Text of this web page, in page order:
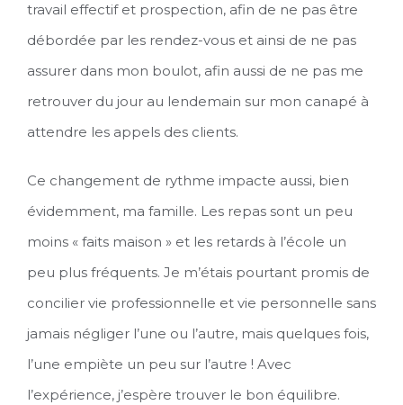
travail effectif et prospection, afin de ne pas être
débordée par les rendez-vous et ainsi de ne pas
assurer dans mon boulot, afin aussi de ne pas me
retrouver du jour au lendemain sur mon canapé à
attendre les appels des clients.
Ce changement de rythme impacte aussi, bien
évidemment, ma famille. Les repas sont un peu
moins « faits maison » et les retards à l’école un
peu plus fréquents. Je m’étais pourtant promis de
concilier vie professionnelle et vie personnelle sans
jamais négliger l’une ou l’autre, mais quelques fois,
l’une empiète un peu sur l’autre ! Avec
l’expérience, j’espère trouver le bon équilibre.